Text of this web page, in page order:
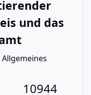
der
nach den
Secukinumab
und das
Allgemeines
10944